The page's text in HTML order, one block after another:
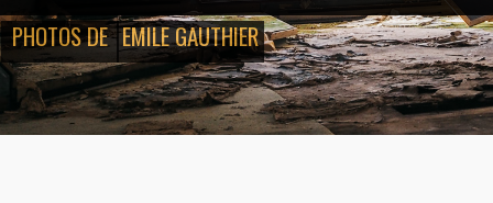
EMILE GAUTHIER
PHOTOS DE